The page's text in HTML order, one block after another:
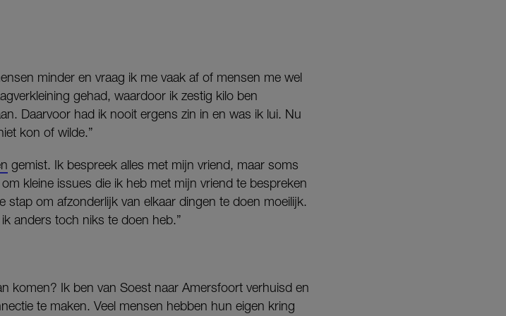
minder en vraag ik me vaak af of mensen me wel
gehad, waardoor ik zestig kilo ben
Daarvoor had ik nooit ergens zin in en was ik lui. Nu
kon of wilde.”
gemist. Ik bespreek alles met mijn vriend, maar soms
kleine issues die ik heb met mijn vriend te bespreken
om afzonderlijk van elkaar dingen te doen moeilijk.
anders toch niks te doen heb.”
komen? Ik ben van Soest naar Amersfoort verhuisd en
te maken. Veel mensen hebben hun eigen kring